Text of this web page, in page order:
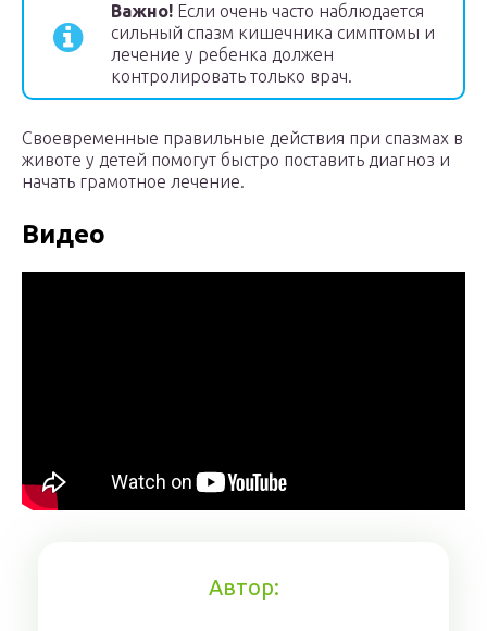
Важно! Если очень часто наблюдается
сильный спазм кишечника симптомы и
лечение у ребенка должен
контролировать только врач.
Своевременные правильные действия при спазмах в
животе у детей помогут быстро поставить диагноз и
начать грамотное лечение.
Видео
Автор: